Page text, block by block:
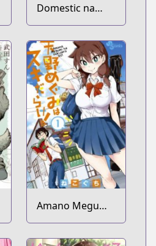
Domestic na
Kanojo
Amano Megumi
wa Sukidarake!